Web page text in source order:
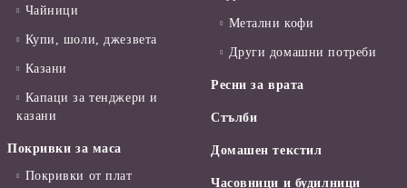
Чайници
Купи, шоли, джезвета
Казани
Капаци за тенджери и
казани
Покривки за маса
Покривки от плат
Метални кофи
Други домашни потреби
Ресни за врата
Стълби
Домашен текстил
Часовници и будилници